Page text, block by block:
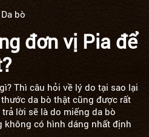
​​​​​​​Da bò
đơn vị Pia để
Thì câu hỏi về lý do tại sao lại
da bò thật cũng được rất
lời sẽ là do miếng da bò
không có hình dáng nhất định